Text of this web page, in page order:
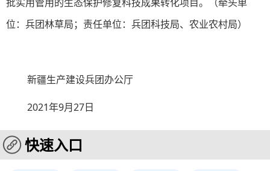
批实用管用的生态保护修复科技成果转化项目。（牵头单
位：兵团林草局；责任单位：兵团科技局、农业农村局）
新疆生产建设兵团办公厅
2021年9月27日
快速入口